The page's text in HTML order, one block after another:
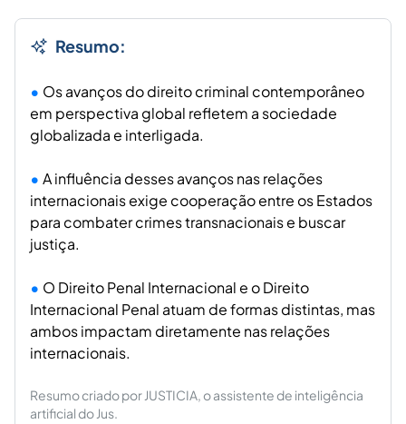
Resumo:
Os avanços do direito criminal contemporâneo
em perspectiva global refletem a sociedade
globalizada e interligada.
A influência desses avanços nas relações
internacionais exige cooperação entre os Estados
para combater crimes transnacionais e buscar
justiça.
O Direito Penal Internacional e o Direito
Internacional Penal atuam de formas distintas, mas
ambos impactam diretamente nas relações
internacionais.
Resumo criado por JUSTICIA, o assistente de inteligência
artificial do Jus.